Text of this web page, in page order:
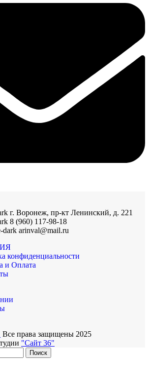
г. Воронеж, пр-кт Ленинский, д. 221
8 (960) 117-98-18
arinval@mail.ru
конфиденциальности
и Оплата
Все права защищены 2025
"Сайт 36"
Поиск